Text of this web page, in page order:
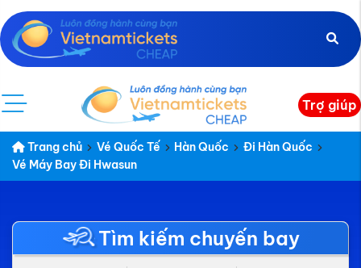
Trợ giúp
Trang chủ Vé Quốc Tế Hàn Quốc
Đi Hàn Quốc
Vé Máy Bay Đi Hwasun
Tìm kiếm chuyến bay